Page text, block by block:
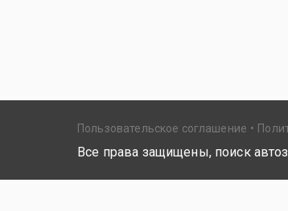
Пользовательское соглашение
Все права защищены, поиск